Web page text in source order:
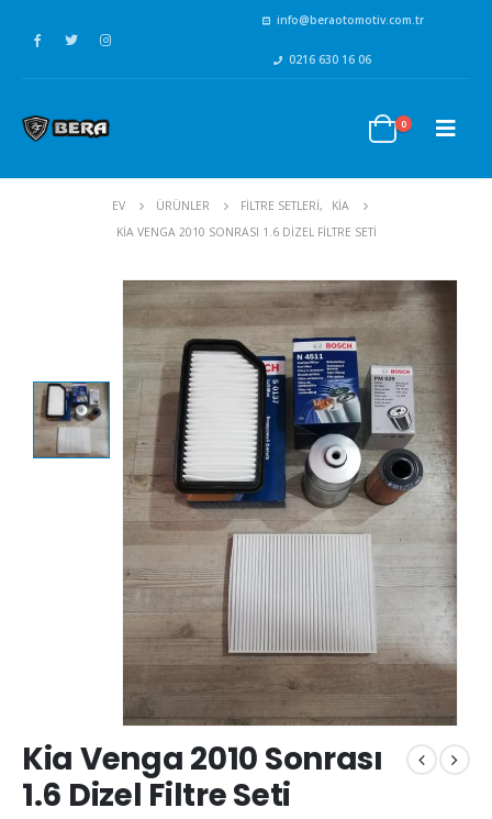
info@beraotomotiv.com.tr
0216 630 16 06
0
EV ÜRÜNLER FİLTRE SETLERİ,
KİA
KIA VENGA 2010 SONRASI 1.6 DIZEL FILTRE SETI
Kia Venga 2010 Sonrası
1.6 Dizel Filtre Seti